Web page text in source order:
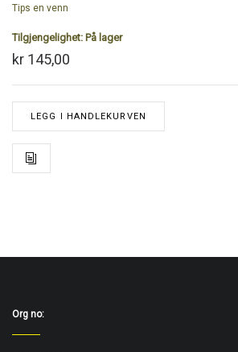
Tips en venn
Tilgjengelighet: På lager
kr 145,00
LEGG I HANDLEKURVEN
Org no: